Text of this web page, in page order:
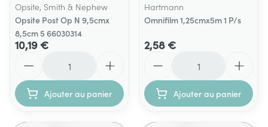
Opsite, Smith & Nephew
Opsite Post Op N 9,5cmx
8,5cm 5 66030314
10,19 €
Ajouter au panier
Hartmann
Omnifilm 1,25cmx5m 1 P/s
2,58 €
Ajouter au panier